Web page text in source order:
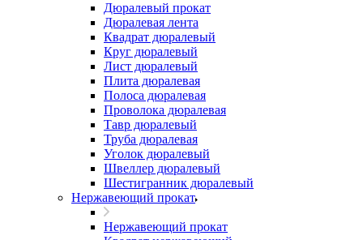
Дюралевый прокат
Дюралевая лента
Квадрат дюралевый
Круг дюралевый
Лист дюралевый
Плита дюралевая
Полоса дюралевая
Проволока дюралевая
Тавр дюралевый
Труба дюралевая
Уголок дюралевый
Швеллер дюралевый
Шестигранник дюралевый
Нержавеющий прокат
Нержавеющий прокат